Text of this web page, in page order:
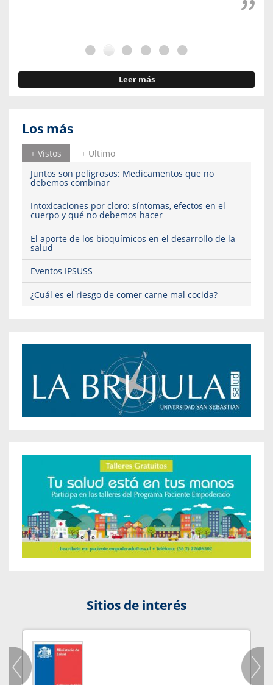
Leer más
Los más
+ Vistos
+ Ultimo
Juntos son peligrosos: Medicamentos que no
debemos combinar
Intoxicaciones por cloro: síntomas, efectos en el
cuerpo y qué no debemos hacer
El aporte de los bioquímicos en el desarrollo de la
salud
Eventos IPSUSS
¿Cuál es el riesgo de comer carne mal cocida?
Sitios de interés